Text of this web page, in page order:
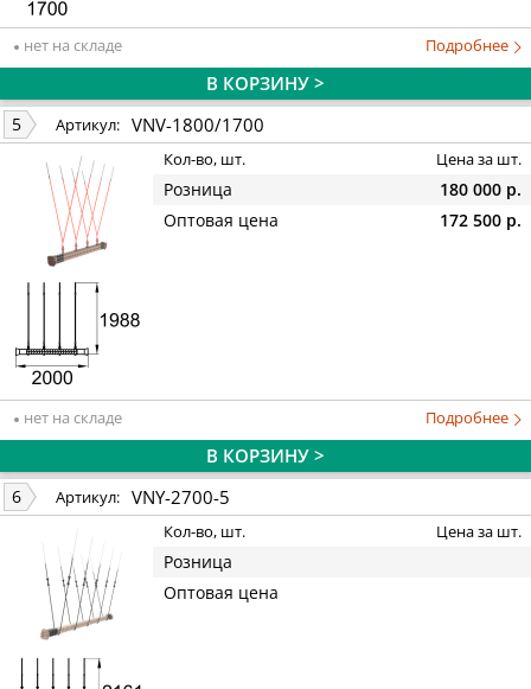
нет на складе Подробнее
В КОРЗИНУ >
5 Артикул: VNV-1800/1700
Кол-во, шт. Цена за шт.
Розница
180 000 р.
Оптовая цена
172 500 р.
нет на складе Подробнее
В КОРЗИНУ >
6 Артикул: VNY-2700-5
Кол-во, шт. Цена за шт.
Розница
Оптовая цена